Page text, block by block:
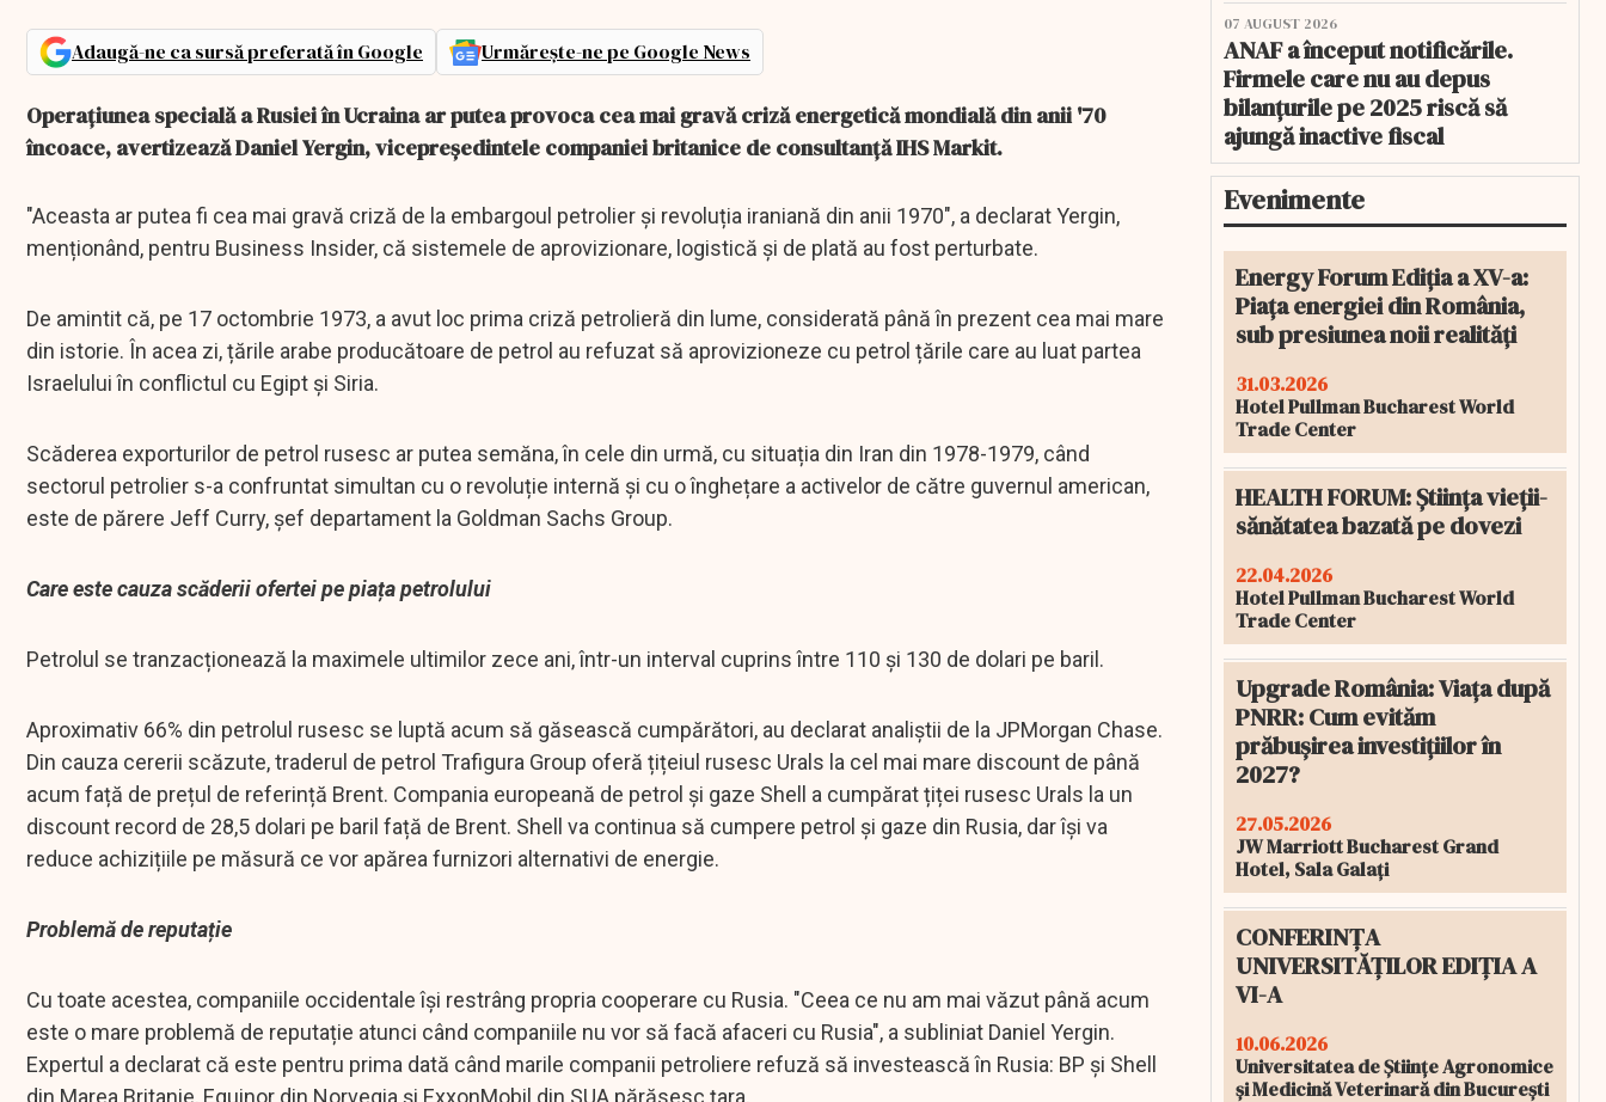
Adaugă-ne ca sursă preferată în Google Urmărește-ne pe Google News
Operațiunea specială a Rusiei în Ucraina ar putea provoca cea mai gravă criză energetică mondială din anii '70
încoace, avertizează Daniel Yergin, vicepreședintele companiei britanice de consultanță IHS Markit.
"Aceasta ar putea fi cea mai gravă criză de la embargoul petrolier și revoluția iraniană din anii 1970", a declarat Yergin,
menționând, pentru Business Insider, că sistemele de aprovizionare, logistică și de plată au fost perturbate.
De amintit că, pe 17 octombrie 1973, a avut loc prima criză petrolieră din lume, considerată până în prezent cea mai mare
din istorie. În acea zi, țările arabe producătoare de petrol au refuzat să aprovizioneze cu petrol țările care au luat partea
Israelului în conflictul cu Egipt și Siria.
Scăderea exporturilor de petrol rusesc ar putea semăna, în cele din urmă, cu situația din Iran din 1978-1979, când
sectorul petrolier s-a confruntat simultan cu o revoluție internă și cu o înghețare a activelor de către guvernul american,
este de părere Jeff Curry, șef departament la Goldman Sachs Group.
Care este cauza scăderii ofertei pe piața petrolului
Petrolul se tranzacționează la maximele ultimilor zece ani, într-un interval cuprins între 110 și 130 de dolari pe baril.
Aproximativ 66% din petrolul rusesc se luptă acum să găsească cumpărători, au declarat analiștii de la JPMorgan Chase.
Din cauza cererii scăzute, traderul de petrol Trafigura Group oferă țițeiul rusesc Urals la cel mai mare discount de până
acum față de prețul de referință Brent. Compania europeană de petrol și gaze Shell a cumpărat țiței rusesc Urals la un
discount record de 28,5 dolari pe baril față de Brent. Shell va continua să cumpere petrol și gaze din Rusia, dar își va
reduce achizițiile pe măsură ce vor apărea furnizori alternativi de energie.
Problemă de reputație
Cu toate acestea, companiile occidentale își restrâng propria cooperare cu Rusia. "Ceea ce nu am mai văzut până acum
este o mare problemă de reputație atunci când companiile nu vor să facă afaceri cu Rusia", a subliniat Daniel Yergin.
Expertul a declarat că este pentru prima dată când marile companii petroliere refuză să investească în Rusia: BP și Shell
07 AUGUST 2026
ANAF a început notificările.
Firmele care nu au depus
bilanțurile pe 2025 riscă să
ajungă inactive fiscal
Evenimente
Energy Forum Ediția a XV-a:
Piața energiei din România,
sub presiunea noii realități
31.03.2026
Hotel Pullman Bucharest World
Trade Center
HEALTH FORUM: Știința vieții-
sănătatea bazată pe dovezi
22.04.2026
Hotel Pullman Bucharest World
Trade Center
Upgrade România: Viața după
PNRR: Cum evităm
prăbușirea investițiilor în
2027?
27.05.2026
JW Marriott Bucharest Grand
Hotel, Sala Galați
CONFERINȚA
UNIVERSITĂȚILOR EDIȚIA A
VI-A
10.06.2026
Universitatea de Științe Agronomice
și Medicină Veterinară din București